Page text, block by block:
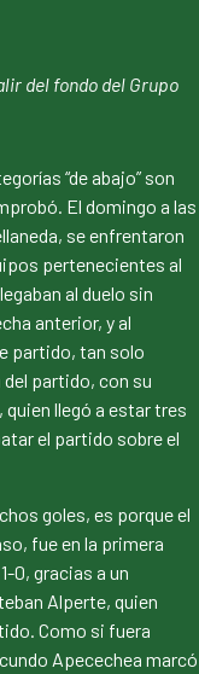
del fondo del Grupo
“de abajo” son
El domingo a las
se enfrentaron
pertenecientes al
al duelo sin
anterior, y al
partido, tan solo
partido, con su
llegó a estar tres
el partido sobre el
goles, es porque el
fue en la primera
0, gracias a un
Alperte, quien
Como si fuera
Apecechea marcó